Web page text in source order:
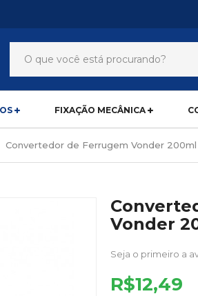
FIXAÇÃO MECÂNICA
Convertedor de Ferrugem Vonder 200ml
Vonder
Seja o primeiro a
R$12,49